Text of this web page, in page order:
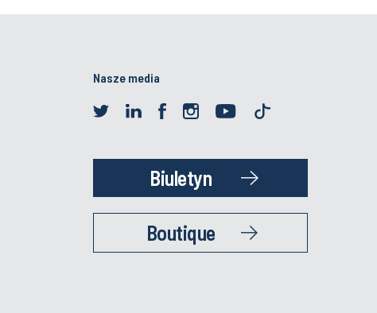
Nasze media
Biuletyn
Boutique